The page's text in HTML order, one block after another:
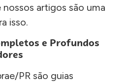
artigos são uma
isso.
e Profundos
PR são guias